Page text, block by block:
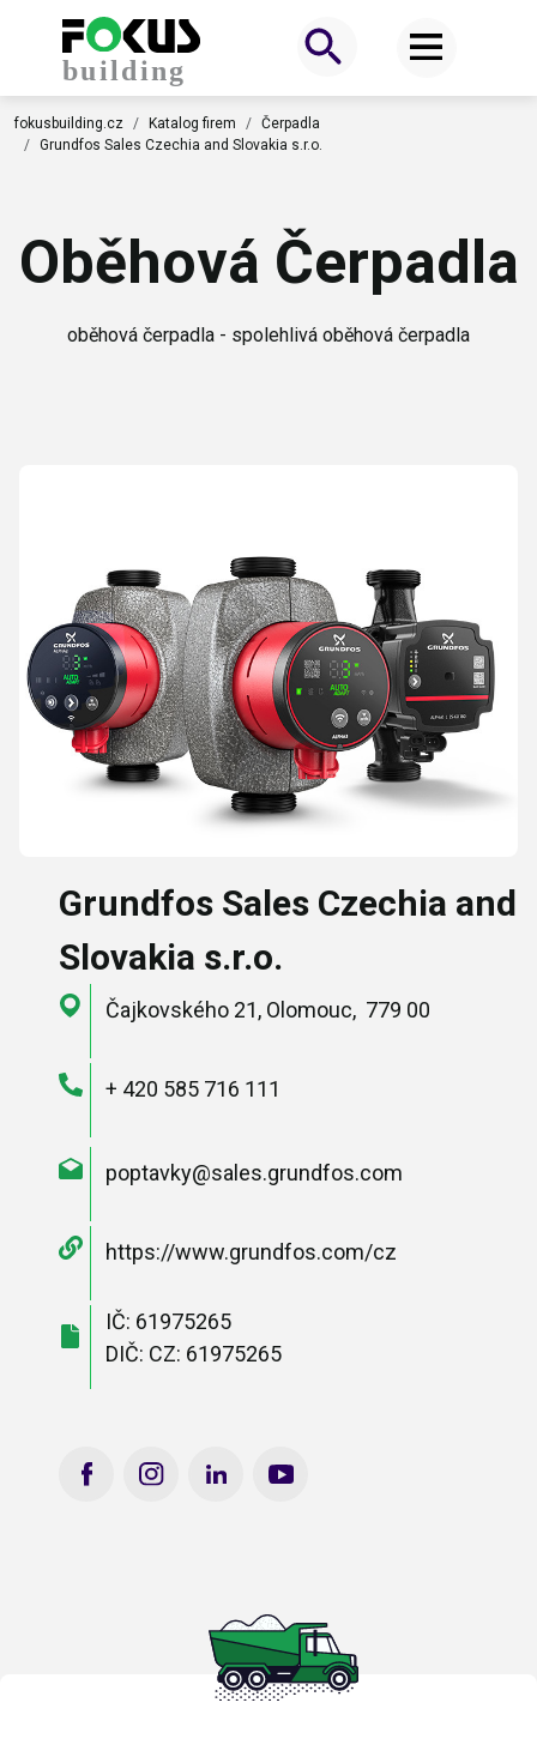
fokusbuilding.cz Katalog firem
Čerpadla
Grundfos Sales Czechia and Slovakia s.r.o.
Oběhová Čerpadla
oběhová čerpadla - spolehlivá oběhová čerpadla
Grundfos Sales Czechia and
Slovakia s.r.o.
Čajkovského 21, Olomouc, 779 00
+ 420 585 716 111
poptavky@sales.grundfos.com
https://www.grundfos.com/cz
IČ: 61975265
DIČ: CZ: 61975265